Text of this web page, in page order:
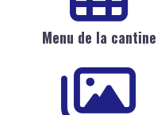
Menu de la cantine